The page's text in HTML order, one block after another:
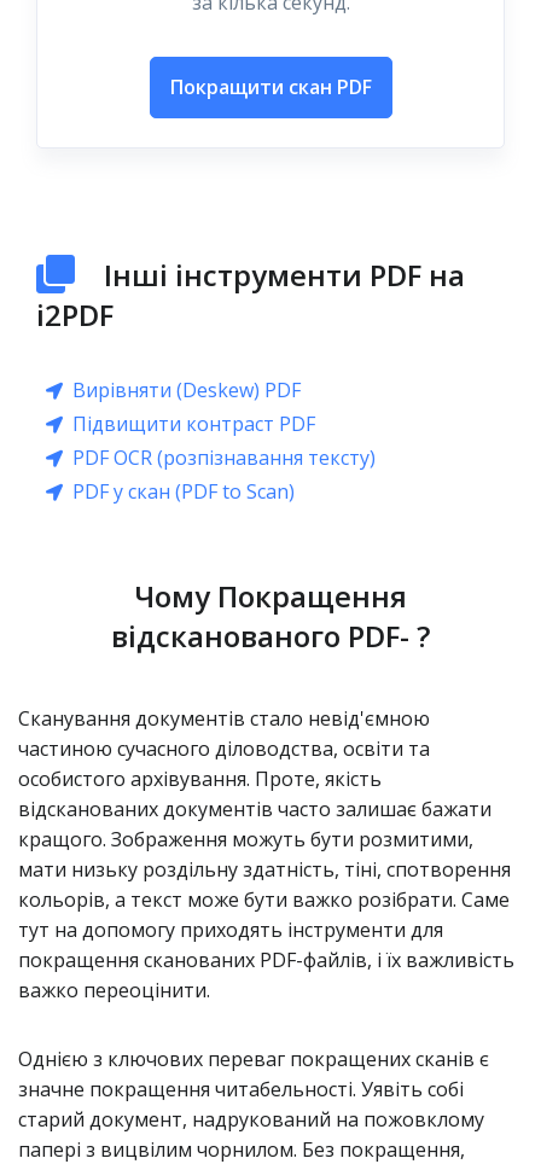
Покращити скан PDF
Інші інструменти PDF на
i2PDF
Вирівняти (Deskew) PDF
Підвищити контраст PDF
PDF OCR (розпізнавання тексту)
PDF у скан (PDF to Scan)
Чому Покращення
відсканованого PDF- ?
Сканування документів стало невід'ємною
частиною сучасного діловодства, освіти та
особистого архівування. Проте, якість
відсканованих документів часто залишає бажати
кращого. Зображення можуть бути розмитими,
мати низьку роздільну здатність, тіні, спотворення
кольорів, а текст може бути важко розібрати. Саме
тут на допомогу приходять інструменти для
покращення сканованих PDF-файлів, і їх важливість
важко переоцінити.
Однією з ключових переваг покращених сканів є
значне покращення читабельності. Уявіть собі
старий документ, надрукований на пожовклому
папері з вицвілим чорнилом. Без покращення,